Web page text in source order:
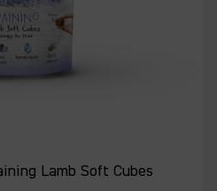
Lamb Soft Cubes